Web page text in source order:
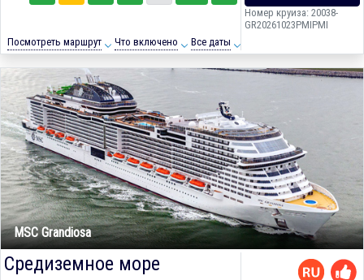
Посмотреть маршрут Что включено Все даты
Номер круиза: 20038-
GR20261023PMIPMI
MSC Grandiosa
Средиземное море